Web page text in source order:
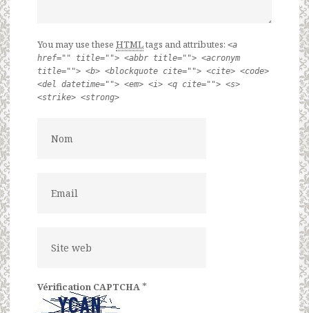
You may use these HTMLtags and attributes: <a
href="" title=""> <abbr title=""> <acronym
title=""> <b> <blockquote cite=""> <cite> <code>
<del datetime=""> <em> <i> <q cite=""> <s>
<strike> <strong>
Vérification CAPTCHA *